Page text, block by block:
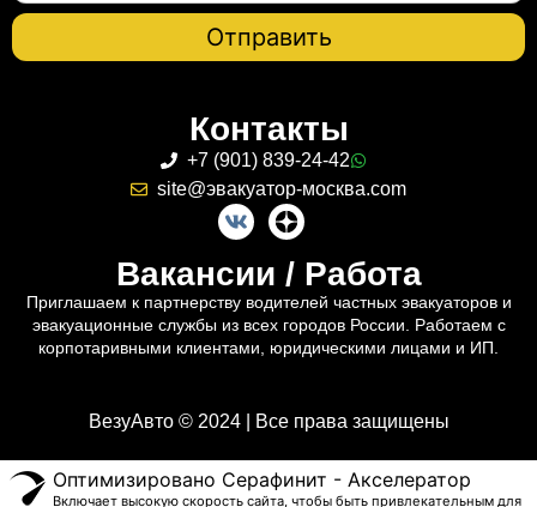
Контакты
+7 (901) 839-24-42
site@эвакуатор-москва.com
Вакансии / Работа
Приглашаем к партнерству водителей частных эвакуаторов и
эвакуационные службы из всех городов России. Работаем с
корпотаривными клиентами, юридическими лицами и ИП.
ВезуАвто © 2024 | Все права защищены
Оптимизировано Серафинит - Акселератор
Включает высокую скорость сайта, чтобы быть привлекательным для